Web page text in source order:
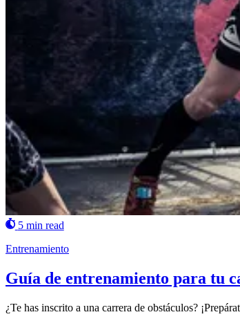
5 min read
Entrenamiento
Guía de entrenamiento para tu
¿Te has inscrito a una carrera de obstáculos?